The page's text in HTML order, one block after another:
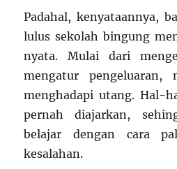
Padahal, kenyataannya,
lulus sekolah bingung
nyata. Mulai dari
mengatur pengeluaran,
menghadapi utang. Hal-
pernah diajarkan,
belajar dengan cara
kesalahan.